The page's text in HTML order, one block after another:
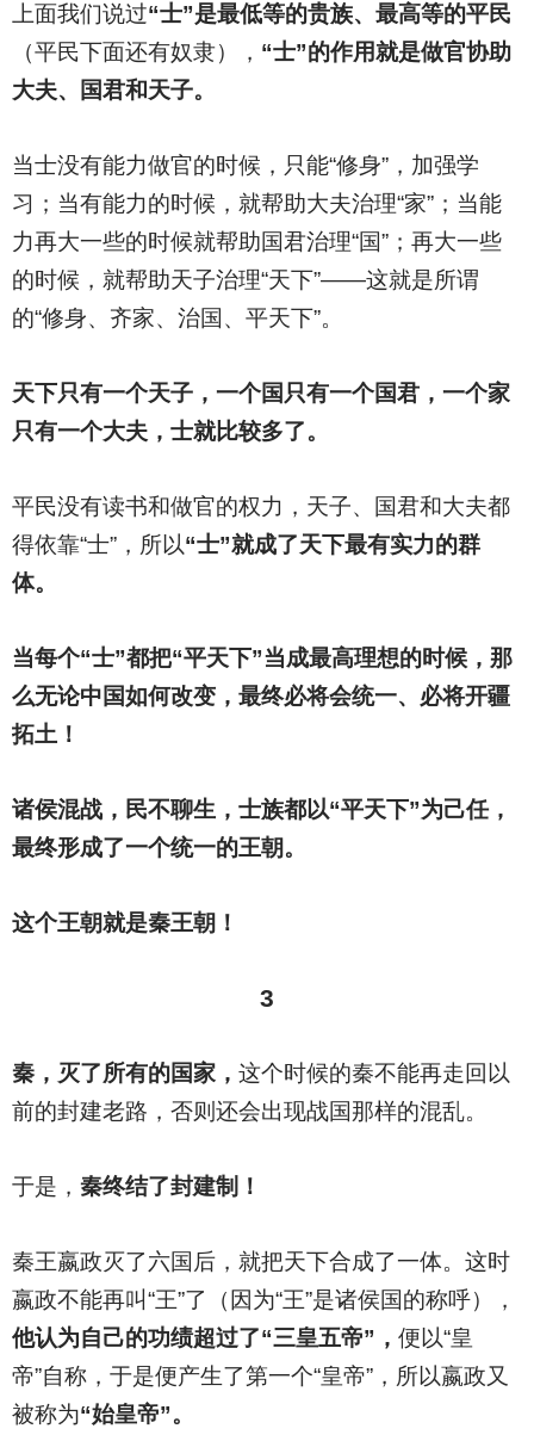
上面我们说过“士”是最低等的贵族、最高等的平民
（平民下面还有奴隶）， “士”的作用就是做官协助
大夫、国君和天子。
当士没有能力做官的时候，只能“修身”，加强学
习；当有能力的时候，就帮助大夫治理“家”；当能
力再大一些的时候就帮助国君治理“国”；再大一些
的时候，就帮助天子治理“天下”——这就是所谓
的“修身、齐家、治国、平天下”。
天下只有一个天子，一个国只有一个国君，一个家
只有一个大夫，士就比较多了。
平民没有读书和做官的权力，天子、国君和大夫都
得依靠“士”，所以“士”就成了天下最有实力的群
体。
当每个“士”都把“平天下”当成最高理想的时候，那
么无论中国如何改变，最终必将会统一、必将开疆
拓土！
诸侯混战，民不聊生，士族都以“平天下”为己任，
最终形成了一个统一的王朝。
这个王朝就是秦王朝！
3
秦，灭了所有的国家， 这个时候的秦不能再走回以
前的封建老路，否则还会出现战国那样的混乱。
于是， 秦终结了封建制！
秦王嬴政灭了六国后，就把天下合成了一体。这时
嬴政不能再叫“王”了（因为“王”是诸侯国的称呼），
他认为自己的功绩超过了“三皇五帝”， 便以“皇
帝”自称，于是便产生了第一个“皇帝”，所以嬴政又
被称为“始皇帝”。